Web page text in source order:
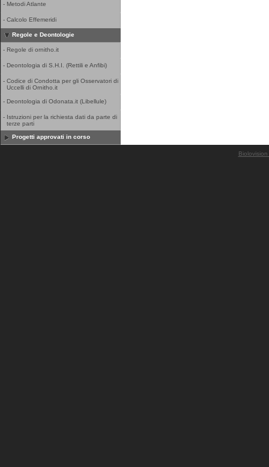
- Metodi Atlante
- Calcolo Effemeridi
Regole e Deontologie
- Regole di ornitho.it
- Deontologia di S.H.I. (Rettili e Anfibi)
- Codice di Condotta per gli Osservatori di
Uccelli di Ornitho.it
- Deontologia di Odonata.it (Libellule)
- Istruzioni per la richiesta dati da parte di
terze parti
Progetti approvati in corso
Biolovision